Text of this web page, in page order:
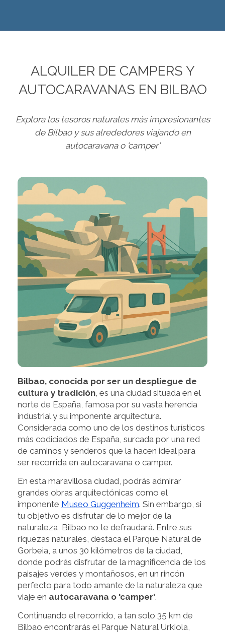
ALQUILER DE CAMPERS Y
AUTOCARAVANAS EN BILBAO
Explora los tesoros naturales más impresionantes
de Bilbao y sus alrededores viajando en
autocaravana o 'camper'
Bilbao, conocida por ser un despliegue de
cultura y tradición, es una ciudad situada en el
norte de España, famosa por su vasta herencia
industrial y su imponente arquitectura.
Considerada como uno de los destinos turísticos
más codiciados de España, surcada por una red
de caminos y senderos que la hacen ideal para
ser recorrida en autocaravana o camper.
En esta maravillosa ciudad, podrás admirar
grandes obras arquitectónicas como el
imponente Museo Guggenheim. Sin embargo, si
tu objetivo es disfrutar de lo mejor de la
naturaleza, Bilbao no te defraudará. Entre sus
riquezas naturales, destaca el Parque Natural de
Gorbeia, a unos 30 kilómetros de la ciudad,
donde podrás disfrutar de la magnificencia de los
paisajes verdes y montañosos, en un rincón
perfecto para todo amante de la naturaleza que
viaje en autocaravana o 'camper'.
Continuando el recorrido, a tan solo 35 km de
Bilbao encontrarás el Parque Natural Urkiola,